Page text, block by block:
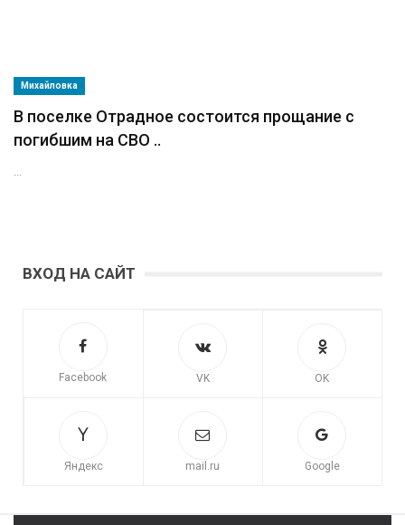
Михайловка
В поселке Отрадное состоится прощание с
погибшим на СВО ..
...
ВХОД НА САЙТ
Facebook VK OK
Яндекс mail.ru Google